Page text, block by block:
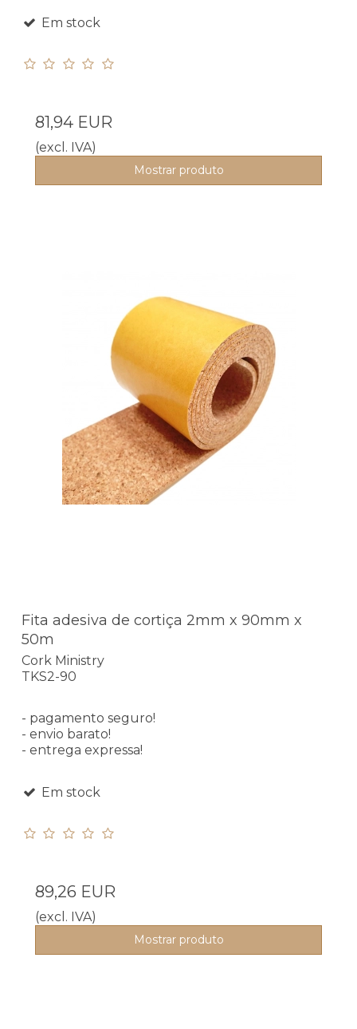
Em stock
81,94 EUR
(excl. IVA)
Mostrar produto
Fita adesiva de cortiça 2mm x 90mm x
50m
Cork Ministry
TKS2-90
- pagamento seguro!
- envio barato!
- entrega expressa!
Em stock
89,26 EUR
(excl. IVA)
Mostrar produto